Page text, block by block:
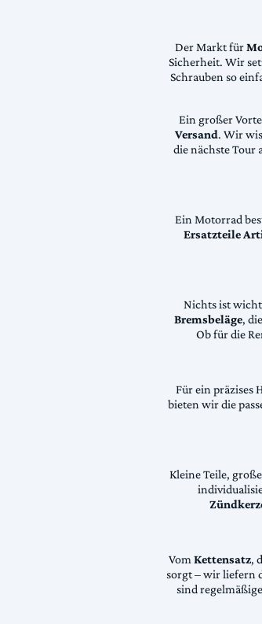
Der Markt für
Sicherheit. Wir
Schrauben so
Ein großer
Versand. Wir
die nächste Tour
Ein Motorrad
Ersatzteile
Nichts ist
Bremsbeläge,
Ob für die
Für ein präzises
bieten wir die
Kleine Teile,
VomKettensatz,
sorgt – wir liefern
sind